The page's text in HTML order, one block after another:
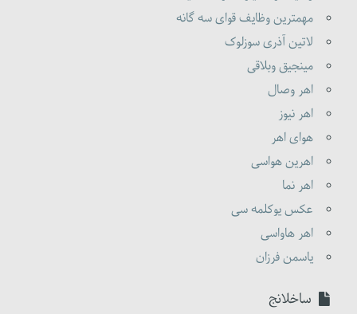
مهمترین وظایف قوای سه گانه
لاتین آذری سوزلوک
مینجیق وبلاقی
اهر وصال
اهر نیوز
هوای اهر
اهرین هواسی
اهر نما
عکس یوکلمه سی
اهر هاواسی
یاسمن فرزان
ساخلانج